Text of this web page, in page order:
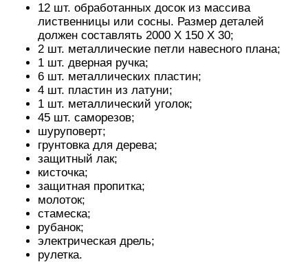
12 шт. обработанных досок из массива
лиственницы или сосны. Размер деталей
должен составлять 2000 Х 150 Х 30;
2 шт. металлические петли навесного плана;
1 шт. дверная ручка;
6 шт. металлических пластин;
4 шт. пластин из латуни;
1 шт. металлический уголок;
45 шт. саморезов;
шуруповерт;
грунтовка для дерева;
защитный лак;
кисточка;
защитная пропитка;
молоток;
стамеска;
рубанок;
электрическая дрель;
рулетка.